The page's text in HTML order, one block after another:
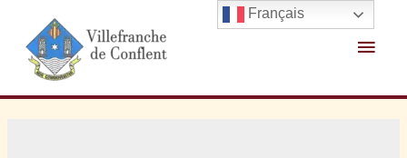
contenu
Menu
Français